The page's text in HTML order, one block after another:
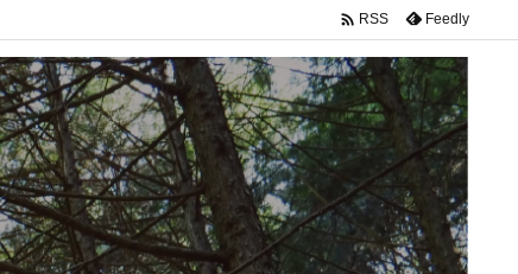
 RSS Feedly